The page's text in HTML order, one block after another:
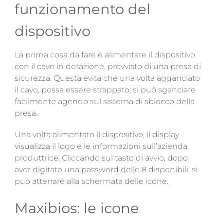
funzionamento del
dispositivo
La prima cosa da fare è alimentare il dispositivo
con il cavo in dotazione, provvisto di una presa di
sicurezza. Questa evita che una volta agganciato
il cavo, possa essere strappato; si può sganciare
facilmente agendo sul sistema di sblocco della
presa.
Una volta alimentato il dispositivo, il display
visualizza il logo e le informazioni sull’azienda
produttrice. Cliccando sul tasto di avvio, dopo
aver digitato una password delle 8 disponibili, si
può atterrare alla schermata delle icone.
Maxibios: le icone